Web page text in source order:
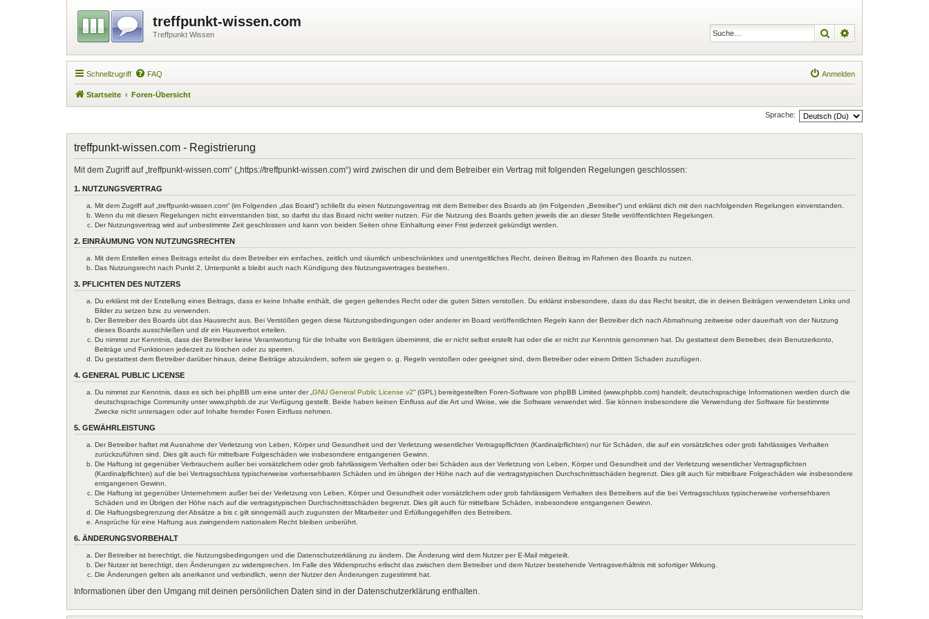
treffpunkt-wissen.com
Treffpunkt Wissen Suche
Schnellzugriff FAQ Anmelden
Startseite Foren-Übersicht
Sprache:
treffpunkt-wissen.com - Registrierung
Mit dem Zugriff auf „treffpunkt-wissen.com“ („https://treffpunkt-wissen.com“) wird zwischen dir und dem Betreiber ein Vertrag mit folgenden Regelungen geschlossen:
1. NUTZUNGSVERTRAG
Mit dem Zugriff auf „treffpunkt-wissen.com“ (im Folgenden „das Board“) schließt du einen Nutzungsvertrag mit dem Betreiber des Boards ab (im Folgenden „Betreiber“) und erklärst dich mit den nachfolgenden Regelungen einverstanden.
Wenn du mit diesen Regelungen nicht einverstanden bist, so darfst du das Board nicht weiter nutzen. Für die Nutzung des Boards gelten jeweils die an dieser Stelle veröffentlichten Regelungen.
Der Nutzungsvertrag wird auf unbestimmte Zeit geschlossen und kann von beiden Seiten ohne Einhaltung einer Frist jederzeit gekündigt werden.
2. EINRÄUMUNG VON NUTZUNGSRECHTEN
Mit dem Erstellen eines Beitrags erteilst du dem Betreiber ein einfaches, zeitlich und räumlich unbeschränktes und unentgeltliches Recht, deinen Beitrag im Rahmen des Boards zu nutzen.
Das Nutzungsrecht nach Punkt 2, Unterpunkt a bleibt auch nach Kündigung des Nutzungsvertrages bestehen.
3. PFLICHTEN DES NUTZERS
Du erklärst mit der Erstellung eines Beitrags, dass er keine Inhalte enthält, die gegen geltendes Recht oder die guten Sitten verstoßen. Du erklärst insbesondere, dass du das Recht besitzt, die in deinen Beiträgen verwendeten Links und
Bilder zu setzen bzw. zu verwenden.
Der Betreiber des Boards übt das Hausrecht aus. Bei Verstößen gegen diese Nutzungsbedingungen oder anderer im Board veröffentlichten Regeln kann der Betreiber dich nach Abmahnung zeitweise oder dauerhaft von der Nutzung
dieses Boards ausschließen und dir ein Hausverbot erteilen.
Du nimmst zur Kenntnis, dass der Betreiber keine Verantwortung für die Inhalte von Beiträgen übernimmt, die er nicht selbst erstellt hat oder die er nicht zur Kenntnis genommen hat. Du gestattest dem Betreiber, dein Benutzerkonto,
Beiträge und Funktionen jederzeit zu löschen oder zu sperren.
Du gestattest dem Betreiber darüber hinaus, deine Beiträge abzuändern, sofern sie gegen o. g. Regeln verstoßen oder geeignet sind, dem Betreiber oder einem Dritten Schaden zuzufügen.
4. GENERAL PUBLIC LICENSE
Du nimmst zur Kenntnis, dass es sich bei phpBB um eine unter der „ GNU General Public License v2“ (GPL) bereitgestellten Foren-Software von phpBB Limited (www.phpbb.com) handelt; deutschsprachige Informationen werden durch die
deutschsprachige Community unter www.phpbb.de zur Verfügung gestellt. Beide haben keinen Einfluss auf die Art und Weise, wie die Software verwendet wird. Sie können insbesondere die Verwendung der Software für bestimmte
Zwecke nicht untersagen oder auf Inhalte fremder Foren Einfluss nehmen.
5. GEWÄHRLEISTUNG
Der Betreiber haftet mit Ausnahme der Verletzung von Leben, Körper und Gesundheit und der Verletzung wesentlicher Vertragspflichten (Kardinalpflichten) nur für Schäden, die auf ein vorsätzliches oder grob fahrlässiges Verhalten
zurückzuführen sind. Dies gilt auch für mittelbare Folgeschäden wie insbesondere entgangenen Gewinn.
Die Haftung ist gegenüber Verbrauchern außer bei vorsätzlichem oder grob fahrlässigem Verhalten oder bei Schäden aus der Verletzung von Leben, Körper und Gesundheit und der Verletzung wesentlicher Vertragspflichten
(Kardinalpflichten) auf die bei Vertragsschluss typischerweise vorhersehbaren Schäden und im übrigen der Höhe nach auf die vertragstypischen Durchschnittsschäden begrenzt. Dies gilt auch für mittelbare Folgeschäden wie insbesondere
entgangenen Gewinn.
Die Haftung ist gegenüber Unternehmern außer bei der Verletzung von Leben, Körper und Gesundheit oder vorsätzlichem oder grob fahrlässigem Verhalten des Betreibers auf die bei Vertragsschluss typischerweise vorhersehbaren
Schäden und im Übrigen der Höhe nach auf die vertragstypischen Durchschnittsschäden begrenzt. Dies gilt auch für mittelbare Schäden, insbesondere entgangenen Gewinn.
Die Haftungsbegrenzung der Absätze a bis c gilt sinngemäß auch zugunsten der Mitarbeiter und Erfüllungsgehilfen des Betreibers.
Ansprüche für eine Haftung aus zwingendem nationalem Recht bleiben unberührt.
6. ÄNDERUNGSVORBEHALT
Der Betreiber ist berechtigt, die Nutzungsbedingungen und die Datenschutzerklärung zu ändern. Die Änderung wird dem Nutzer per E-Mail mitgeteilt.
Der Nutzer ist berechtigt, den Änderungen zu widersprechen. Im Falle des Widerspruchs erlischt das zwischen dem Betreiber und dem Nutzer bestehende Vertragsverhältnis mit sofortiger Wirkung.
Die Änderungen gelten als anerkannt und verbindlich, wenn der Nutzer den Änderungen zugestimmt hat.
Informationen über den Umgang mit deinen persönlichen Daten sind in der Datenschutzerklärung enthalten.